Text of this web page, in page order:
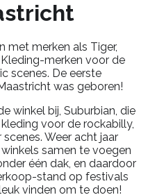
met merken als Tiger,
merken voor de
scenes. De eerste
was geboren!
winkel bij, Suburbian, die
voor de rockabilly,
Weer acht jaar
samen te voegen
één dak, en daardoor
stand op festivals
vinden om te doen!